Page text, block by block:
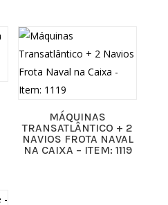
MÁQUINAS
TRANSATLÂNTICO + 2
NAVIOS FROTA NAVAL
NA CAIXA – ITEM: 1119